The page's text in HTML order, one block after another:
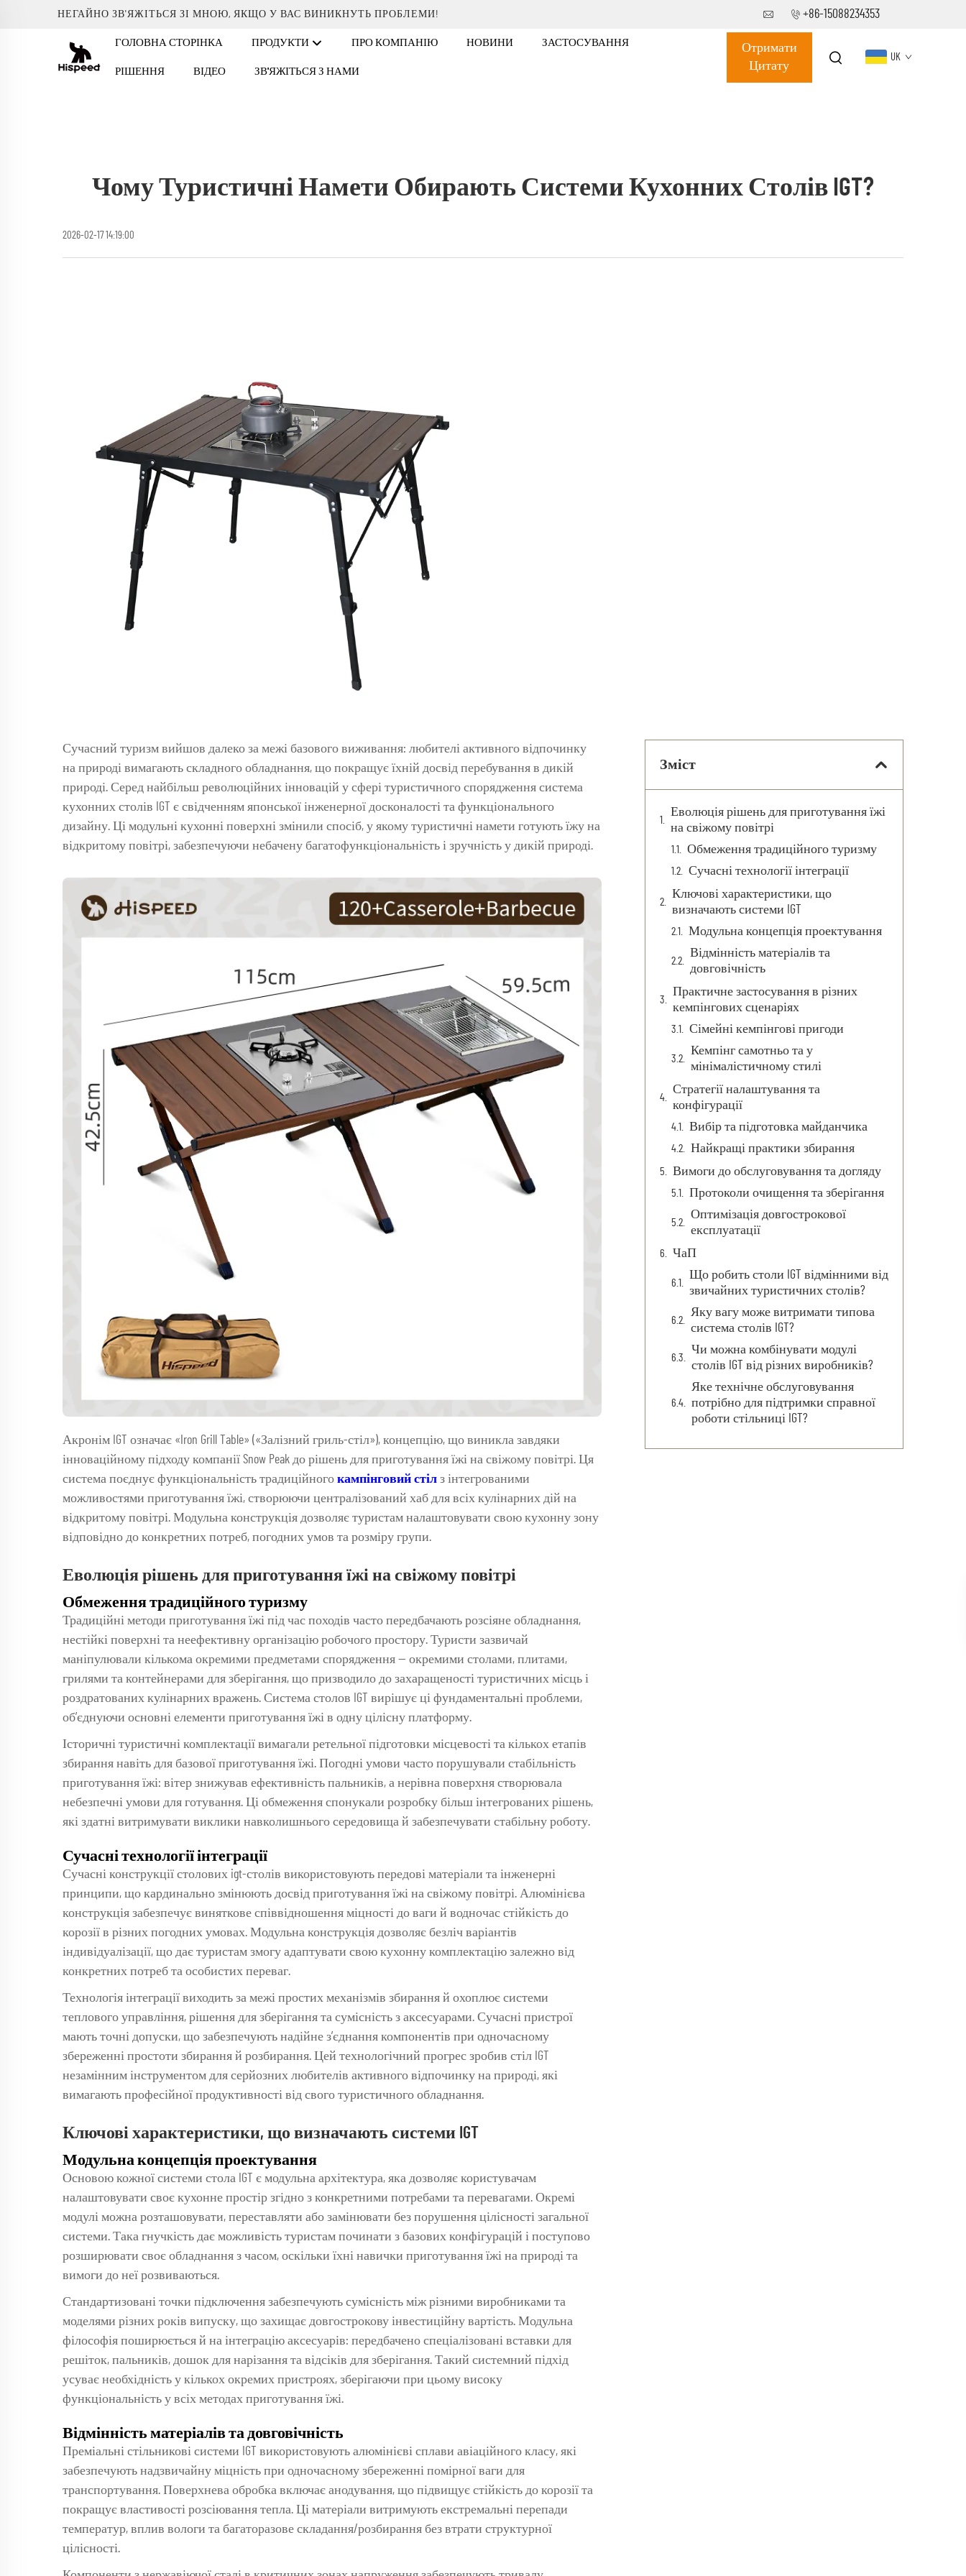
НЕГАЙНО ЗВ'ЯЖІТЬСЯ ЗІ МНОЮ, ЯКЩО У ВАС ВИНИКНУТЬ ПРОБЛЕМИ! +86-15088234353
ГОЛОВНА СТОРІНКА ПРОДУКТИ ПРО КОМПАНІЮ НОВИНИ ЗАСТОСУВАННЯ
РІШЕННЯ ВІДЕО ЗВ'ЯЖІТЬСЯ З НАМИ
Отримати
Цитату
UK
Чому Туристичні Намети Обирають Системи Кухонних Столів IGT?
2026-02-17 14:19:00
Сучасний туризм вийшов далеко за межі базового виживання: любителі активного відпочинку
на природі вимагають складного обладнання, що покращує їхній досвід перебування в дикій
природі. Серед найбільш революційних інновацій у сфері туристичного спорядження система
кухонних столів IGT є свідченням японської інженерної досконалості та функціонального
дизайну. Ці модульні кухонні поверхні змінили спосіб, у якому туристичні намети готують їжу на
відкритому повітрі, забезпечуючи небачену багатофункціональність і зручність у дикій природі.
Акронім IGT означає «Iron Grill Table» («Залізний гриль-стіл»), концепцію, що виникла завдяки
інноваційному підходу компанії Snow Peak до рішень для приготування їжі на свіжому повітрі. Ця
система поєднує функціональність традиційного кампінговий стіл з інтегрованими
можливостями приготування їжі, створюючи централізований хаб для всіх кулінарних дій на
відкритому повітрі. Модульна конструкція дозволяє туристам налаштовувати свою кухонну зону
відповідно до конкретних потреб, погодних умов та розміру групи.
Еволюція рішень для приготування їжі на свіжому повітрі
Обмеження традиційного туризму
Традиційні методи приготування їжі під час походів часто передбачають розсіяне обладнання,
нестійкі поверхні та неефективну організацію робочого простору. Туристи зазвичай
маніпулювали кількома окремими предметами спорядження — окремими столами, плитами,
грилями та контейнерами для зберігання, що призводило до захаращеності туристичних місць і
роздратованих кулінарних вражень. Система столов IGT вирішує ці фундаментальні проблеми,
об’єднуючи основні елементи приготування їжі в одну цілісну платформу.
Історичні туристичні комплектації вимагали ретельної підготовки місцевості та кількох етапів
збирання навіть для базової приготування їжі. Погодні умови часто порушували стабільність
приготування їжі: вітер знижував ефективність пальників, а нерівна поверхня створювала
небезпечні умови для готування. Ці обмеження спонукали розробку більш інтегрованих рішень,
які здатні витримувати виклики навколишнього середовища й забезпечувати стабільну роботу.
Сучасні технології інтеграції
Сучасні конструкції столових igt-столів використовують передові матеріали та інженерні
принципи, що кардинально змінюють досвід приготування їжі на свіжому повітрі. Алюмінієва
конструкція забезпечує виняткове співвідношення міцності до ваги й водночас стійкість до
корозії в різних погодних умовах. Модульна конструкція дозволяє безліч варіантів
індивідуалізації, що дає туристам змогу адаптувати свою кухонну комплектацію залежно від
конкретних потреб та особистих переваг.
Технологія інтеграції виходить за межі простих механізмів збирання й охоплює системи
теплового управління, рішення для зберігання та сумісність з аксесуарами. Сучасні пристрої
мають точні допуски, що забезпечують надійне з’єднання компонентів при одночасному
збереженні простоти збирання й розбирання. Цей технологічний прогрес зробив стіл IGT
незамінним інструментом для серйозних любителів активного відпочинку на природі, які
вимагають професійної продуктивності від свого туристичного обладнання.
Ключові характеристики, що визначають системи IGT
Модульна концепція проектування
Основою кожної системи стола IGT є модульна архітектура, яка дозволяє користувачам
налаштовувати своє кухонне простір згідно з конкретними потребами та перевагами. Окремі
модулі можна розташовувати, переставляти або замінювати без порушення цілісності загальної
системи. Така гнучкість дає можливість туристам починати з базових конфігурацій і поступово
розширювати своє обладнання з часом, оскільки їхні навички приготування їжі на природі та
вимоги до неї розвиваються.
Стандартизовані точки підключення забезпечують сумісність між різними виробниками та
моделями різних років випуску, що захищає довгострокову інвестиційну вартість. Модульна
філософія поширюється й на інтеграцію аксесуарів: передбачено спеціалізовані вставки для
решіток, пальників, дошок для нарізання та відсіків для зберігання. Такий системний підхід
усуває необхідність у кількох окремих пристроях, зберігаючи при цьому високу
функціональність у всіх методах приготування їжі.
Відмінність матеріалів та довговічність
Преміальні стільникові системи IGT використовують алюмінієві сплави авіаційного класу, які
забезпечують надзвичайну міцність при одночасному збереженні помірної ваги для
транспортування. Поверхнева обробка включає анодування, що підвищує стійкість до корозії та
покращує властивості розсіювання тепла. Ці матеріали витримують екстремальні перепади
температур, вплив вологи та багаторазове складання/розбирання без втрати структурної
цілісності.
Зміст
Еволюція рішень для приготування їжі
на свіжому повітрі
Обмеження традиційного туризму
Сучасні технології інтеграції
Ключові характеристики, що
визначають системи IGT
Модульна концепція проектування
Відмінність матеріалів та
довговічність
Практичне застосування в різних
кемпінгових сценаріях
Сімейні кемпінгові пригоди
Кемпінг самотньо та у
мінімалістичному стилі
Стратегії налаштування та
конфігурації
Вибір та підготовка майданчика
Найкращі практики збирання
Вимоги до обслуговування та догляду
Протоколи очищення та зберігання
Оптимізація довгострокової
експлуатації
ЧаП
Що робить столи IGT відмінними від
звичайних туристичних столів?
Яку вагу може витримати типова
система столів IGT?
Чи можна комбінувати модулі
столів IGT від різних виробників?
Яке технічне обслуговування
потрібно для підтримки справної
роботи стільниці IGT?